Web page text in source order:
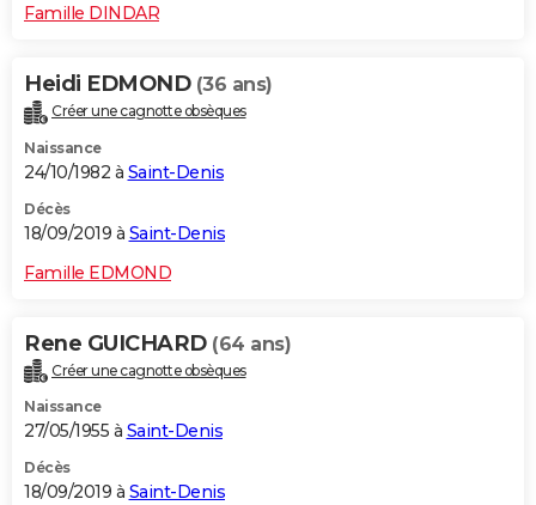
Famille DINDAR
Heidi EDMOND (36 ans)
Créer une cagnotte obsèques
Naissance
24/10/1982 à Saint-Denis
Décès
18/09/2019 à Saint-Denis
Famille EDMOND
Rene GUICHARD (64 ans)
Créer une cagnotte obsèques
Naissance
27/05/1955 à Saint-Denis
Décès
18/09/2019 à Saint-Denis